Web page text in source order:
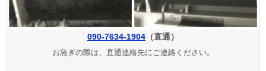
090-7634-1904 （直通）
お急ぎの際は、直通連絡先にご連絡ください。